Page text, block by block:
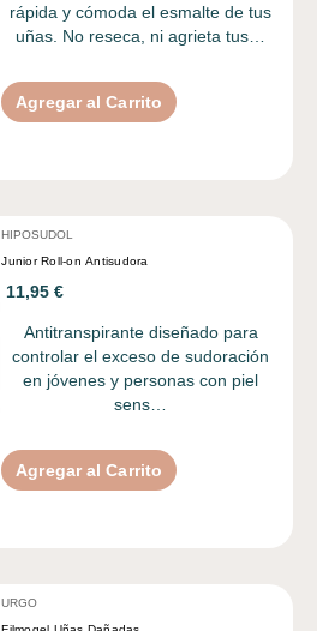
rápida y cómoda el esmalte de tus
uñas. No reseca, ni agrieta tus…
Agregar al Carrito
HIPOSUDOL
Junior Roll-on Antisudora
11,95 €
Antitranspirante diseñado para
controlar el exceso de sudoración
en jóvenes y personas con piel
sens…
Agregar al Carrito
URGO